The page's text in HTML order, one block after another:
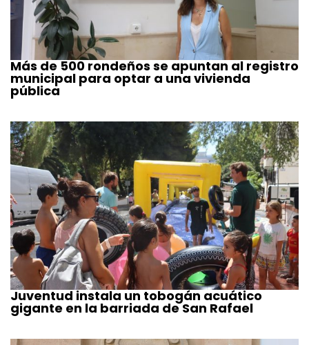
Más de 500 rondeños se apuntan al registro
municipal para optar a una vivienda
pública
Juventud instala un tobogán acuático
gigante en la barriada de San Rafael